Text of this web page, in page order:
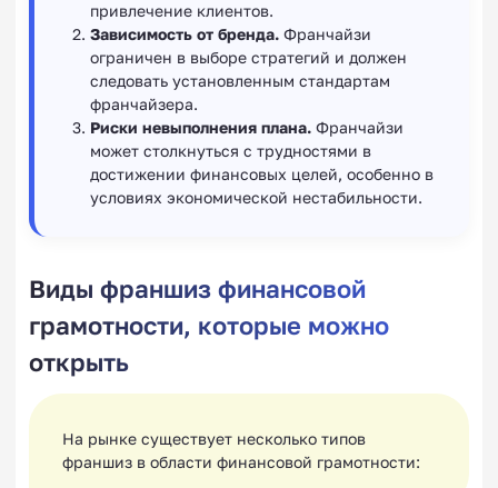
привлечение клиентов.
Зависимость от бренда. Франчайзи
ограничен в выборе стратегий и должен
следовать установленным стандартам
франчайзера.
Риски невыполнения плана. Франчайзи
может столкнуться с трудностями в
достижении финансовых целей, особенно в
условиях экономической нестабильности.
Виды франшиз финансовой
грамотности, которые можно
открыть
На рынке существует несколько типов
франшиз в области финансовой грамотности: